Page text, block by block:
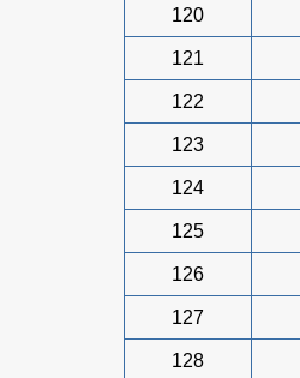
120
121
122
123
124
125
126
127
128